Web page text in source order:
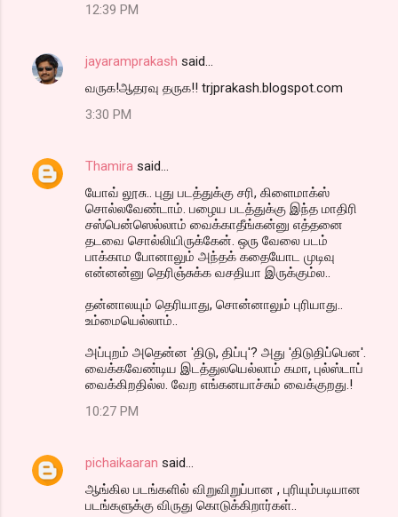
12:39 PM
jayaramprakash said…
வருக!ஆதரவு தருக!! trjprakash.blogspot.com
3:30 PM
Thamira said…
யோவ் லூசு.. புது படத்துக்கு சரி, கிளைமாக்ஸ்
சொல்லவேண்டாம். பழைய படத்துக்கு இந்த மாதிரி
சஸ்பென்ஸெல்லாம் வைக்காதீங்கன்னு எத்தனை
தடவை சொல்லியிருக்கேன். ஒரு வேலை படம்
பாக்காம போனாலும் அந்தக் கதையோட முடிவு
என்னன்னு தெரிஞ்சுக்க வசதியா இருக்கும்ல..
தன்னாலயும் தெரியாது, சொன்னாலும் புரியாது..
உம்மையெல்லாம்..
அப்புறம் அதென்ன 'திடு, திப்பு'? அது 'திடுதிப்பென'.
வைக்கவேண்டிய இடத்துலயெல்லாம் கமா, புல்ஸ்டாப்
வைக்கிறதில்ல. வேற எங்கனயாச்சும் வைக்குறது.!
10:27 PM
pichaikaaran said…
ஆங்கில படங்களில் விறுவிறுப்பான , புரியும்படியான
படங்களுக்கு விருது கொடுக்கிறார்கள்..